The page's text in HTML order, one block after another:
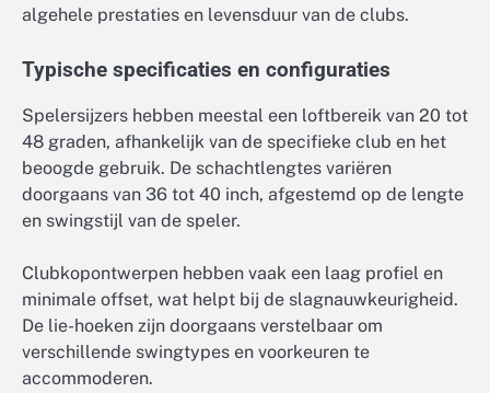
algehele prestaties en levensduur van de clubs.
Typische specificaties en configuraties
Spelersijzers hebben meestal een loftbereik van 20 tot
48 graden, afhankelijk van de specifieke club en het
beoogde gebruik. De schachtlengtes variëren
doorgaans van 36 tot 40 inch, afgestemd op de lengte
en swingstijl van de speler.
Clubkopontwerpen hebben vaak een laag profiel en
minimale offset, wat helpt bij de slagnauwkeurigheid.
De lie-hoeken zijn doorgaans verstelbaar om
verschillende swingtypes en voorkeuren te
accommoderen.